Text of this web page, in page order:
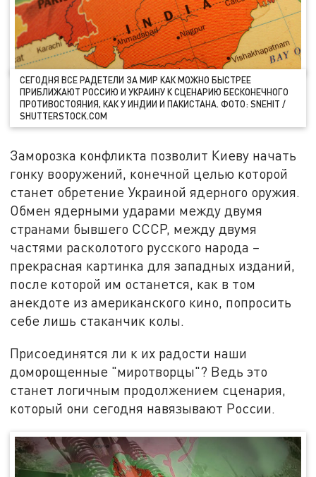
СЕГОДНЯ ВСЕ РАДЕТЕЛИ ЗА МИР КАК МОЖНО БЫСТРЕЕ
ПРИБЛИЖАЮТ РОССИЮ И УКРАИНУ К СЦЕНАРИЮ БЕСКОНЕЧНОГО
ПРОТИВОСТОЯНИЯ, КАК У ИНДИИ И ПАКИСТАНА. ФОТО: SNEHIT /
SHUTTERSTOCK.COM
Заморозка конфликта позволит Киеву начать
гонку вооружений, конечной целью которой
станет обретение Украиной ядерного оружия.
Обмен ядерными ударами между двумя
странами бывшего СССР, между двумя
частями расколотого русского народа –
прекрасная картинка для западных изданий,
после которой им останется, как в том
анекдоте из американского кино, попросить
себе лишь стаканчик колы.
Присоединятся ли к их радости наши
доморощенные "миротворцы"? Ведь это
станет логичным продолжением сценария,
который они сегодня навязывают России.